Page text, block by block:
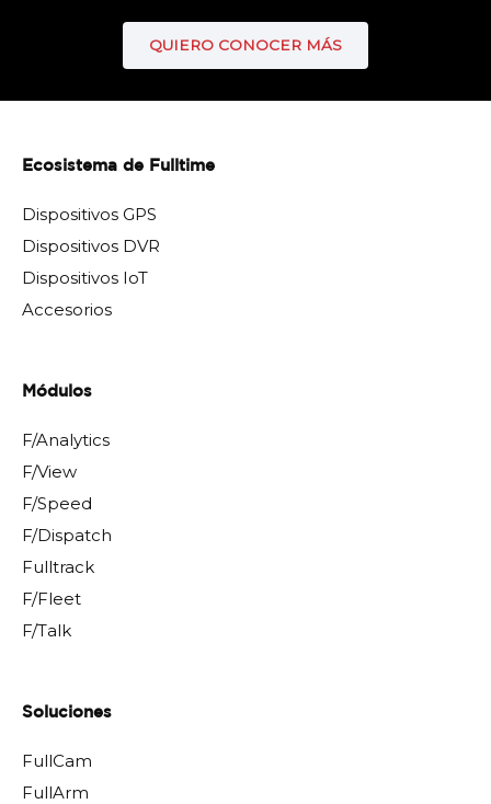
QUIERO CONOCER MÁS
Ecosistema de Fulltime
Dispositivos GPS
Dispositivos DVR
Dispositivos IoT
Accesorios
Módulos
F/Analytics
F/View
F/Speed
F/Dispatch
Fulltrack
F/Fleet
F/Talk
Soluciones
FullCam
FullArm